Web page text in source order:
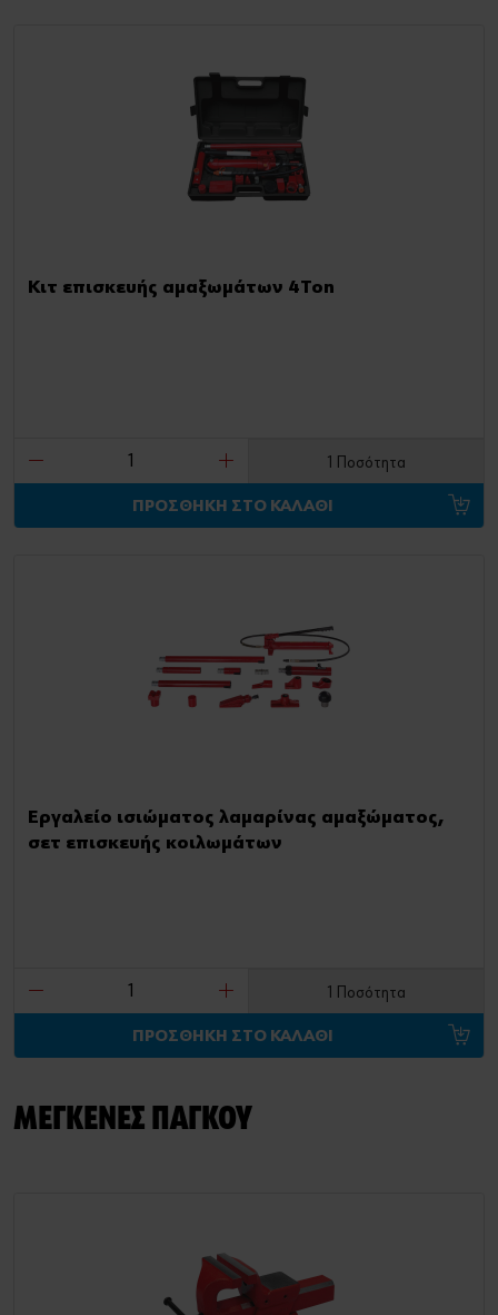
Κιτ επισκευής αμαξωμάτων 4Ton
1 Ποσότητα
ΠΡΟΣΘΗΚΗ ΣΤΟ ΚΑΛΑΘΙ
Εργαλείο ισιώματος λαμαρίνας αμαξώματος,
σετ επισκευής κοιλωμάτων
1 Ποσότητα
ΠΡΟΣΘΗΚΗ ΣΤΟ ΚΑΛΑΘΙ
ΜΕΓΚΕΝΕΣ ΠΑΓΚΟΥ